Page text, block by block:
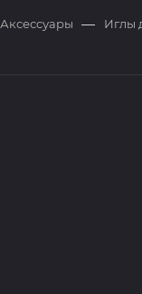
Аксессуары — Иглы